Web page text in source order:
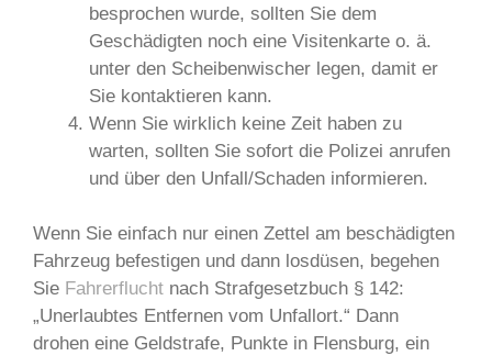
besprochen wurde, sollten Sie dem
Geschädigten noch eine Visitenkarte o. ä.
unter den Scheibenwischer legen, damit er
Sie kontaktieren kann.
Wenn Sie wirklich keine Zeit haben zu
warten, sollten Sie sofort die Polizei anrufen
und über den Unfall/Schaden informieren.
Wenn Sie einfach nur einen Zettel am beschädigten
Fahrzeug befestigen und dann losdüsen, begehen
Sie Fahrerflucht nach Strafgesetzbuch § 142:
„Unerlaubtes Entfernen vom Unfallort.“ Dann
drohen eine Geldstrafe, Punkte in Flensburg, ein